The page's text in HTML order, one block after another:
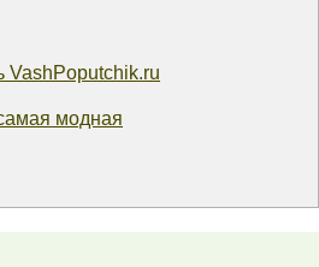
VashPoputchik.ru
модная